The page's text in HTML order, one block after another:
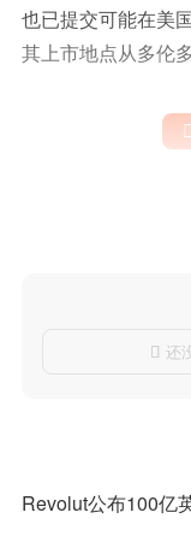
也已提交可能在美
其上市地点从多伦

 还
Revolut公布100亿